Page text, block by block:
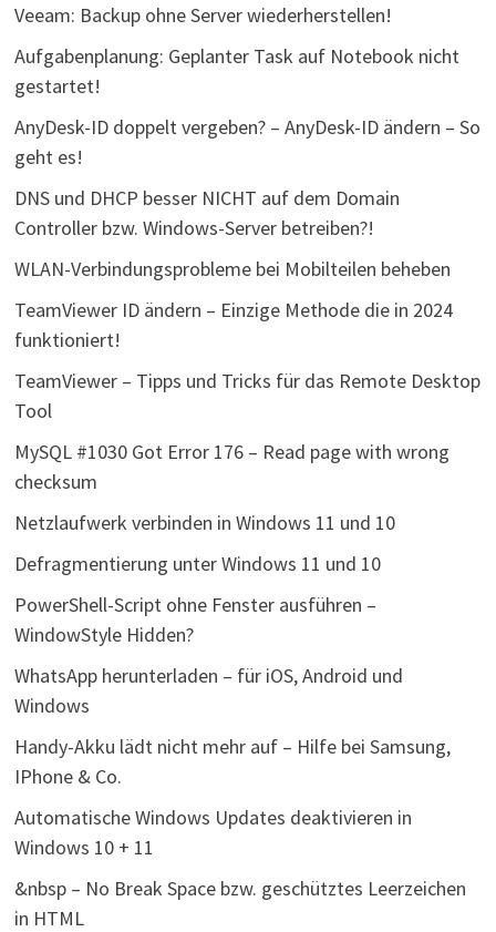
Veeam: Backup ohne Server wiederherstellen!
Aufgabenplanung: Geplanter Task auf Notebook nicht
gestartet!
AnyDesk-ID doppelt vergeben? – AnyDesk-ID ändern – So
geht es!
DNS und DHCP besser NICHT auf dem Domain
Controller bzw. Windows-Server betreiben?!
WLAN-Verbindungsprobleme bei Mobilteilen beheben
TeamViewer ID ändern – Einzige Methode die in 2024
funktioniert!
TeamViewer – Tipps und Tricks für das Remote Desktop
Tool
MySQL #1030 Got Error 176 – Read page with wrong
checksum
Netzlaufwerk verbinden in Windows 11 und 10
Defragmentierung unter Windows 11 und 10
PowerShell-Script ohne Fenster ausführen –
WindowStyle Hidden?
WhatsApp herunterladen – für iOS, Android und
Windows
Handy-Akku lädt nicht mehr auf – Hilfe bei Samsung,
IPhone & Co.
Automatische Windows Updates deaktivieren in
Windows 10 + 11
&nbsp – No Break Space bzw. geschütztes Leerzeichen
in HTML